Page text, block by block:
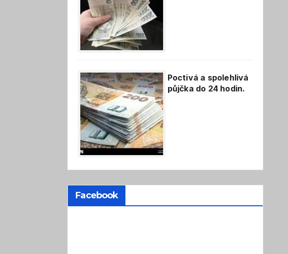
Poctivá a spolehlivá
půjčka do 24 hodin.
Facebook